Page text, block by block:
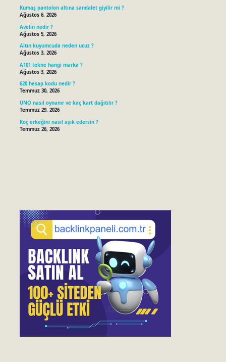
Kumaş pantolon altına sandalet giyilir mi ?
Ağustos 6, 2026
Avelin nedir ?
Ağustos 5, 2026
Altın kuyumcuda neden ucuz ?
Ağustos 3, 2026
A101 tekne hangi marka ?
Ağustos 3, 2026
620 hesap kodu nedir ?
Temmuz 30, 2026
UNO nasıl oynanır ve kaç kart dağıtılır ?
Temmuz 29, 2026
Koç erkeğini nasıl aşık edersin ?
Temmuz 26, 2026